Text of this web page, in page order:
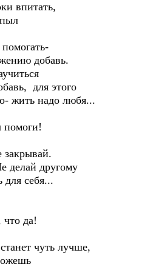
впитать,
добавь.
для этого
жить надо любя...
делай другому
для себя...
да!
чуть лучше,